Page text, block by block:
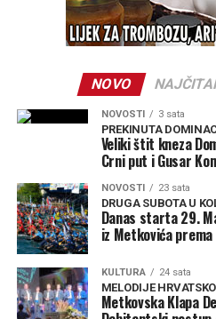
NOVO
NOVOSTI 3 sata
PREKINUTA
Veliki štit kneza
Crni put i Gusar
NOVOSTI 23 sata
DRUGA SUBOTA U
Danas starta 29.
iz Metkovića prema
KULTURA 24 sata
MELODIJE
Metkovska Klapa